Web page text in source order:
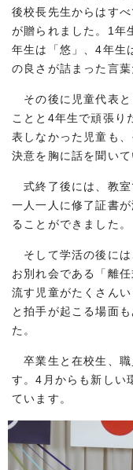
後校長先生からはす
が贈られました。1年
年生は「悠」、4年生
の良さが詰まった言葉
その後に児童代表と
ことと4年生で頑張り
表しなかった児童も
決意を胸に話を聞いて
式終了後には、教室
一人一人に修了証書
ることができました。
そして学活の後には
お別れ会である「離
流す児童がたくさん
と拍手が起こる場面
た。
卒業生と在校生、職
す。4月からも新しい
ています。